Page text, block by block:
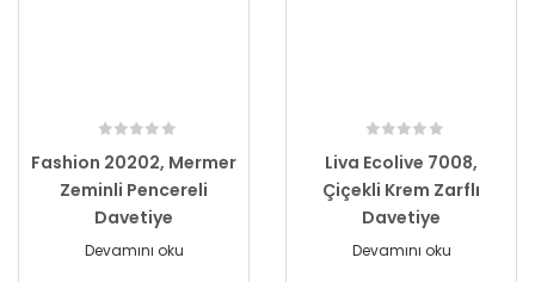
Fashion 20202, Mermer
Zeminli Pencereli
Davetiye
Devamını oku
Liva Ecolive 7008,
Çiçekli Krem Zarflı
Davetiye
Devamını oku